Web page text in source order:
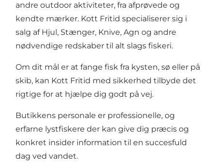
andre outdoor aktiviteter, fra afprøvede og
kendte mærker. Kott Fritid specialiserer sig i
salg af Hjul, Stænger, Knive, Agn og andre
nødvendige redskaber til alt slags fiskeri.
Om dit mål er at fange fisk fra kysten, sø eller på
skib, kan Kott Fritid med sikkerhed tilbyde det
rigtige for at hjælpe dig godt på vej.
Butikkens personale er professionelle, og
erfarne lystfiskere der kan give dig præcis og
konkret insider information til en succesfuld
dag ved vandet.